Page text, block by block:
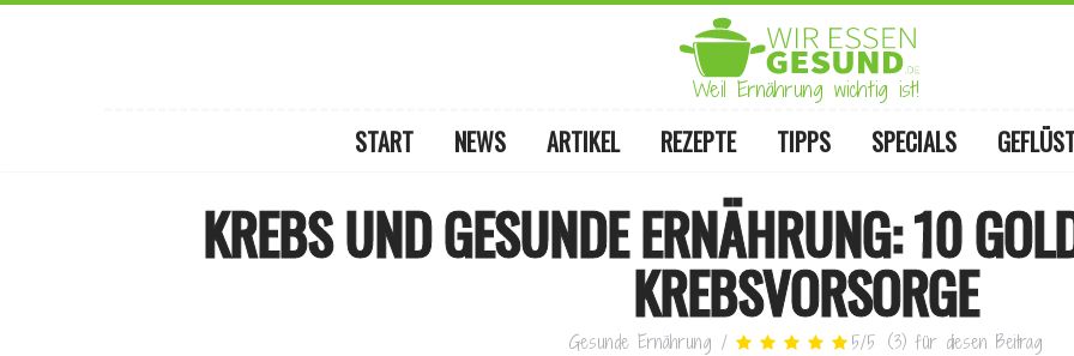
Weil Ernährung wichtig ist!
START NEWS ARTIKEL REZEPTE TIPPS SPECIALS
KREBS UND GESUNDE ERNÄHRUNG: 10
KREBSVORSORGE
Gesunde Ernährung / 5/5 (3) für diesen Beitrag